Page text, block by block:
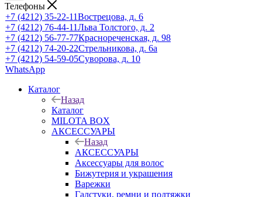
Телефоны
+7 (4212) 35-22-11Вострецова, д. 6
+7 (4212) 76-44-11Льва Толстого, д. 2
+7 (4212) 56-77-77Краснореченская, д. 98
+7 (4212) 74-20-22Стрельникова, д. 6а
+7 (4212) 54-59-05Суворова, д. 10
WhatsApp
Каталог
Назад
Каталог
MILOTA BOX
АКСЕССУАРЫ
Назад
АКСЕССУАРЫ
Аксессуары для волос
Бижутерия и украшения
Варежки
Галстуки, ремни и подтяжки